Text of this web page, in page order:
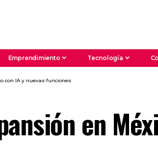
Emprendimiento Tecnología
con IA y nuevas funciones
en